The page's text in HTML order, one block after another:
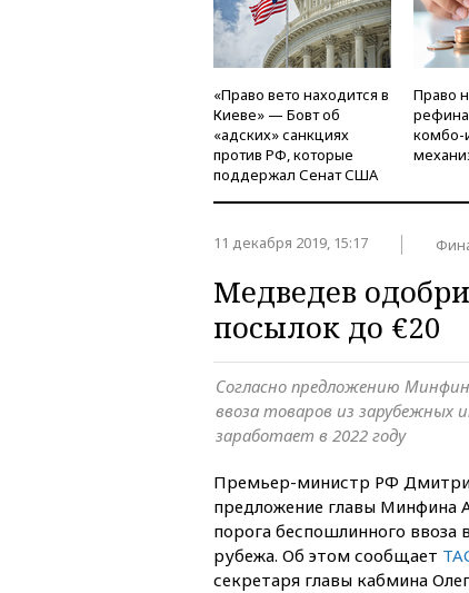
«Право вето находится в
Киеве» — Бовт об
«адских» санкциях
против РФ, которые
поддержал Сенат США
Право
комбо-
11 декабря 2019, 15:17
Медведев
посылок до €20
Согласно предложению
ввоза товаров из зарубежных
заработает в 2022 году
Премьер-министр РФ
предложение главы Минфина
порога беспошлинного ввоза
рубежа. Об этом сообщает
секретаря главы кабмина